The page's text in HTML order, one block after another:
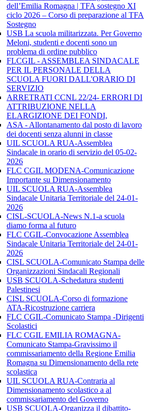
dell’Emilia Romagna | TFA sostegno XI
ciclo 2026 – Corso di preparazione al TFA
Sostegno
USB La scuola militarizzata. Per Governo
Meloni, studenti e docenti sono un
problema di ordine pubblico
FLCGIL - ASSEMBLEA SINDACALE
PER IL PERSONALE DELLA
SCUOLA FUORI DALL'ORARIO DI
SERVIZIO
ARRETRATI CCNL 22/24- ERRORI DI
ATTRIBUZIONE NELLA
ELARGIZIONE DEI FONDI,
ASA - Allontanamento dal posto di lavoro
dei docenti senza alunni in classe
UIL SCUOLA RUA-Assemblea
Sindacale in orario di servizio del 05-02-
2026
FLC CGIL MODENA-Comunicazione
Importante su Dimensionamento
UIL SCUOLA RUA-Assemblea
Sindacale Unitaria Territoriale del 24-01-
2026
CISL-SCUOLA-News N.1-a scuola
diamo forma al futuro
FLC CGIL-Convocazione Assemblea
Sindacale Unitaria Territoriale del 24-01-
2026
CISL SCUOLA-Comunicato Stampa delle
Organizzazioni Sindacali Regionali
USB SCUOLA-Schedatura studenti
Palestinesi
CISL SCUOLA-Corso di formazione
ATA-Ricostruzione carriera
FLC CGIL-Comunicato Stampa -Dirigenti
Scolastici
FLC CGIL EMILIA ROMAGNA-
Comunicato Stampa-Gravissimo il
commissariamento della Regione Emilia
Romagna su Dimensionamento della rete
scolastica
UIL SCUOLA RUA-Contraria al
Dimensionamento scolastico a al
commissariamento del Governo
USB SCUOLA-Organizza il dibattito-